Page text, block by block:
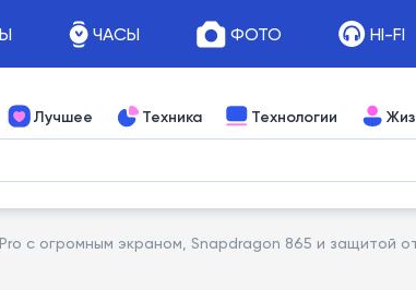
ЧАСЫ ФОТО HI-FI
Лучшее Техника Технологии
с огромным экраном, Snapdragon 865 и защитой